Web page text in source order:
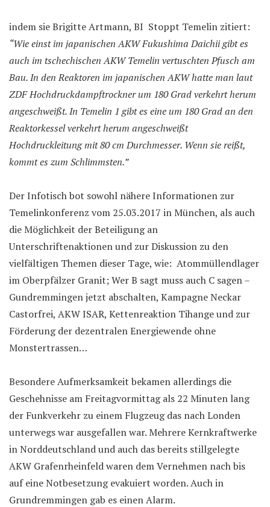
indem sie Brigitte Artmann, BI Stoppt Temelin zitiert:
“Wie einst im japanischen AKW Fukushima Daichii gibt es
auch im tschechischen AKW Temelin vertuschten Pfusch am
Bau. In den Reaktoren im japanischen AKW hatte man laut
ZDF Hochdruckdampftrockner um 180 Grad verkehrt herum
angeschweißt. In Temelin 1 gibt es eine um 180 Grad an den
Reaktorkessel verkehrt herum angeschweißt
Hochdruckleitung mit 80 cm Durchmesser. Wenn sie reißt,
kommt es zum Schlimmsten.”
Der Infotisch bot sowohl nähere Informationen zur
Temelinkonferenz vom 25.03.2017 in München, als auch
die Möglichkeit der Beteiligung an
Unterschriftenaktionen und zur Diskussion zu den
vielfältigen Themen dieser Tage, wie: Atommüllendlager
im Oberpfälzer Granit; Wer B sagt muss auch C sagen –
Gundremmingen jetzt abschalten, Kampagne Neckar
Castorfrei, AKW ISAR, Kettenreaktion Tihange und zur
Förderung der dezentralen Energiewende ohne
Monstertrassen…
Besondere Aufmerksamkeit bekamen allerdings die
Geschehnisse am Freitagvormittag als 22 Minuten lang
der Funkverkehr zu einem Flugzeug das nach Londen
unterwegs war ausgefallen war. Mehrere Kernkraftwerke
in Norddeutschland und auch das bereits stillgelegte
AKW Grafenrheinfeld waren dem Vernehmen nach bis
auf eine Notbesetzung evakuiert worden. Auch in
Grundremmingen gab es einen Alarm.